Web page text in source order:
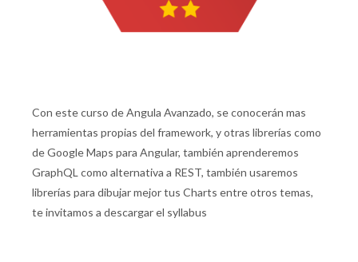
Con este curso de Angula Avanzado, se conocerán mas
herramientas propias del framework, y otras librerías como
de Google Maps para Angular, también aprenderemos
GraphQL como alternativa a REST, también usaremos
librerías para dibujar mejor tus Charts entre otros temas,
te invitamos a descargar el syllabus